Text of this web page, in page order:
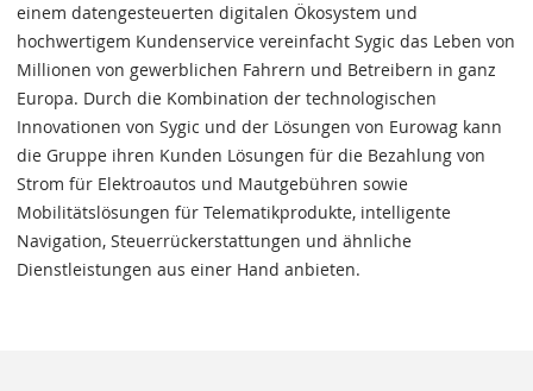
einem datengesteuerten digitalen Ökosystem und
hochwertigem Kundenservice vereinfacht Sygic das Leben von
Millionen von gewerblichen Fahrern und Betreibern in ganz
Europa. Durch die Kombination der technologischen
Innovationen von Sygic und der Lösungen von Eurowag kann
die Gruppe ihren Kunden Lösungen für die Bezahlung von
Strom für Elektroautos und Mautgebühren sowie
Mobilitätslösungen für Telematikprodukte, intelligente
Navigation, Steuerrückerstattungen und ähnliche
Dienstleistungen aus einer Hand anbieten.